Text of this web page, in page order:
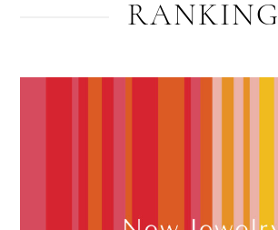
RANKING